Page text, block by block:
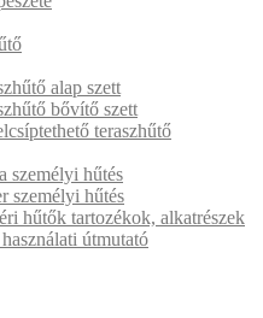
alap szett
bővítő szett
teraszhűtő
személyi hűtés
személyi hűtés
hűtők tartozékok, alkatrészek
útmutató